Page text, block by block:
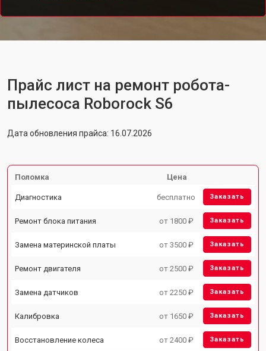
Прайс лист на ремонт робота-
пылесоса Roborock S6
Дата обновления прайса: 16.07.2026
Поломка Цена
Диагностика бесплатно Заказать
Ремонт блока питания от 1800 ₽ Заказать
Замена материнской платы от 3500 ₽ Заказать
Ремонт двигателя от 2500 ₽ Заказать
Замена датчиков от 2250 ₽ Заказать
Калибровка от 1650 ₽ Заказать
Восстановление колеса от 2400 ₽ Заказать